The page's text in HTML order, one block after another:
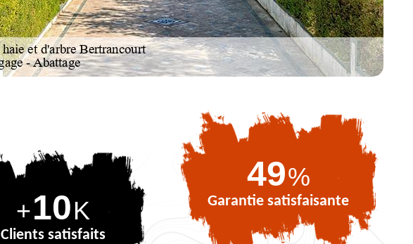
+10K
Clients satisfaits
72%
Garantie satisfaisante